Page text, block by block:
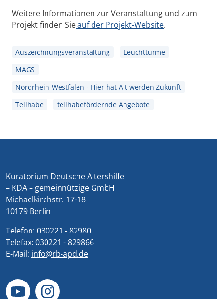
Weitere Informationen zur Veranstaltung und zum
Projekt finden Sieauf der Projekt-Website.
Auszeichnungsveranstaltung
Leuchttürme
MAGS
Nordrhein-Westfalen - Hier hat Alt werden Zukunft
Teilhabe
teilhabefördernde Angebote
Kuratorium Deutsche Altershilfe
– KDA – gemeinnützige GmbH
Michaelkirchstr. 17-18
10179 Berlin
Telefon: 030221 - 82980
Telefax: 030221 - 829866
E-Mail: info@rb-apd.de